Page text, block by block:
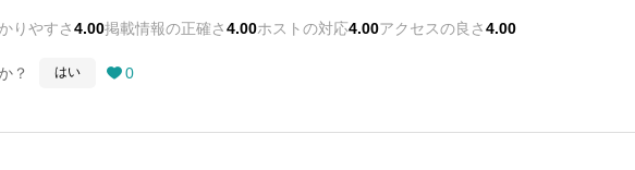
りやすさ4.00掲載情報の正確さ4.00ホストの対応4.00アクセスの良さ4.00
？ はい  0